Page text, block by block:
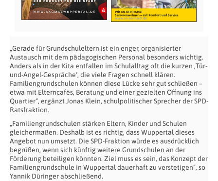
„Gerade für Grundschuleltern ist ein enger, organisierter
Austausch mit dem pädagogischen Personal besonders wichtig.
Anders als in der Kita entfallen im Schulalltag oft die kurzen ‚Tür-
und-Angel-Gespräche‘, die viele Fragen schnell klären.
Familiengrundschulen können diese Lücke sehr gut schließen –
etwa mit Elterncafés, Beratung und einer gezielten Öffnung ins
Quartier“, ergänzt Jonas Klein, schulpolitischer Sprecher der SPD-
Ratsfraktion.
„Familiengrundschulen stärken Eltern, Kinder und Schulen
gleichermaßen. Deshalb ist es richtig, dass Wuppertal dieses
Angebot nun umsetzt. Die SPD-Fraktion würde es ausdrücklich
begrüßen, wenn sich künftig weitere Grundschulen an der
Förderung beteiligen könnten. Ziel muss es sein, das Konzept der
Familiengrundschule in Wuppertal dauerhaft zu verstetigen“, so
Yannik Düringer abschließend.